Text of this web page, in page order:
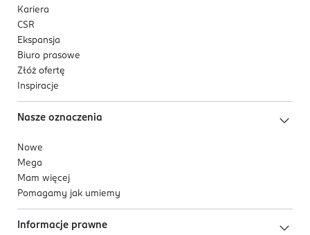
Kariera
CSR
Ekspansja
Biuro prasowe
Złóż ofertę
Inspiracje
Nasze oznaczenia
Nowe
Mega
Mam więcej
Pomagamy jak umiemy
Informacje prawne